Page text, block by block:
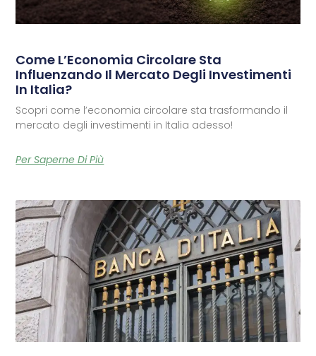
Come L’Economia Circolare Sta
Influenzando Il Mercato Degli Investimenti
In Italia?
Scopri come l’economia circolare sta trasformando il
mercato degli investimenti in Italia adesso!
Per Saperne Di Più